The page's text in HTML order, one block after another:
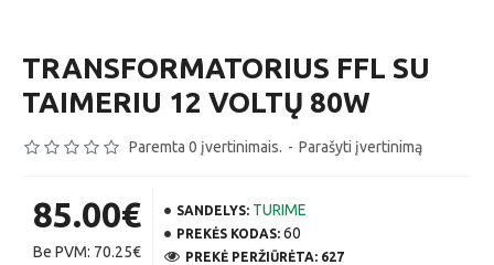
TRANSFORMATORIUS FFL SU
TAIMERIU 12 VOLTŲ 80W
Paremta 0 įvertinimais. - Parašyti įvertinimą
85.00€
Be PVM: 70.25€
SANDELYS: TURIME
PREKĖS KODAS: 60
PREKĖ PERŽIŪRĖTA: 627